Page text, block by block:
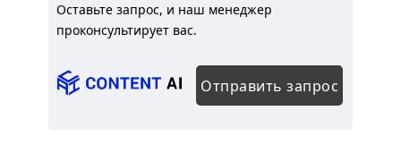
Оставьте запрос, и наш менеджер
проконсультирует вас.
Отправить запрос